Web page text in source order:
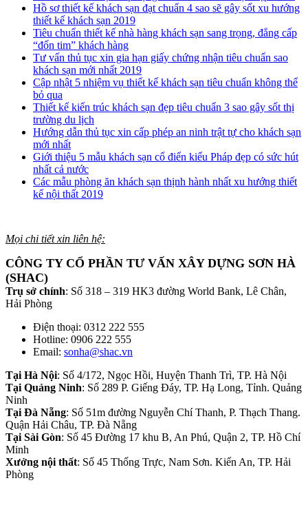
Hồ sơ thiết kế khách sạn đạt chuẩn 4 sao sẽ gây sốt xu hướng
thiết kế khách sạn 2019
Tiêu chuẩn thiết kế nhà hàng khách sạn sang trọng, đẳng cấp
“đốn tim” khách hàng
Tư vấn thủ tục xin gia hạn giấy chứng nhận tiêu chuẩn sao
khách sạn mới nhất 2019
Cập nhật 5 nhiệm vụ thiết kế khách sạn tiêu chuẩn không thể
bỏ qua
Thiết kế kiến trúc khách sạn đẹp tiêu chuẩn 3 sao gây sốt thị
trường du lịch
Hướng dẫn thủ tục xin cấp phép an ninh trật tự cho khách sạn
mới nhất
Giới thiệu 5 mẫu khách sạn cổ điển kiểu Pháp đẹp có sức hút
nhất cả nước
Các mẫu phòng ăn khách sạn thịnh hành nhất xu hướng thiết
kế nội thất 2019
Mọi chi tiết xin liên hệ:
CÔNG TY CỔ PHẦN TƯ VẤN XÂY DỰNG SƠN HÀ
(SHAC)
Trụ sở chính: Số 318 – 319 HK3 đường World Bank, Lê Chân,
Hải Phòng
Điện thoại: 0312 222 555
Hotline: 0906 222 555
Email: sonha@shac.vn
Tại Hà Nội: Số 4/172, Ngọc Hồi, Huyện Thanh Trì, TP. Hà Nội
Tại Quảng Ninh: Số 289 P. Giếng Đáy, TP. Hạ Long, Tỉnh. Quảng
Ninh
Tại Đà Nẵng: Số 51m đường Nguyễn Chí Thanh, P. Thạch Thang.
Quận Hải Châu, TP. Đà Nẵng
Tại Sài Gòn: Số 45 Đường 17 khu B, An Phú, Quận 2, TP. Hồ Chí
Minh
Xưởng nội thất: Số 45 Thống Trực, Nam Sơn. Kiến An, TP. Hải
Phòng